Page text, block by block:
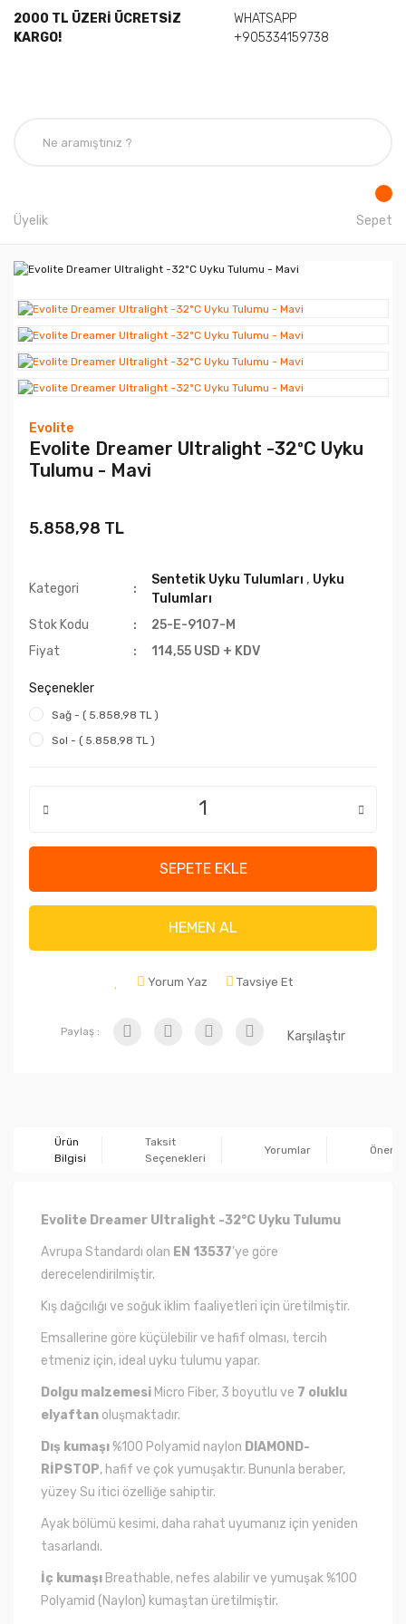
2000 TL ÜZERİ ÜCRETSİZ
KARGO!
WHATSAPP
+905334159738
Üyelik Sepet
Evolite
Evolite Dreamer Ultralight -32ºC Uyku
Tulumu - Mavi
5.858,98 TL
Kategori
Sentetik Uyku Tulumları , Uyku
Tulumları
Stok Kodu
25-E-9107-M
Fiyat
114,55 USD + KDV
Seçenekler
Sağ - ( 5.858,98 TL )
Sol - ( 5.858,98 TL )
SEPETE EKLE
HEMEN AL
Yorum Yaz Tavsiye Et
Paylaş : Karşılaştır
Ürün
Bilgisi
Taksit
Seçenekleri
Yorumlar
Evolite Dreamer Ultralight -32°C Uyku Tulumu
Avrupa Standardı olan EN 13537'ye göre
derecelendirilmiştir.
Kış dağcılığı ve soğuk iklim faaliyetleri için üretilmiştir.
Emsallerine göre küçülebilir ve hafif olması, tercih
etmeniz için, ideal uyku tulumu yapar.
Dolgu malzemesi Micro Fiber, 3 boyutlu ve 7 oluklu
elyaftan oluşmaktadır.
Dış kumaşı %100 Polyamid naylon DIAMOND-
RİPSTOP, hafif ve çok yumuşaktır. Bununla beraber,
yüzey Su itici özelliğe sahiptir.
Ayak bölümü kesimi, daha rahat uyumanız için yeniden
tasarlandı.
İç kumaşı Breathable, nefes alabilir ve yumuşak %100
Polyamid (Naylon) kumaştan üretilmiştir.